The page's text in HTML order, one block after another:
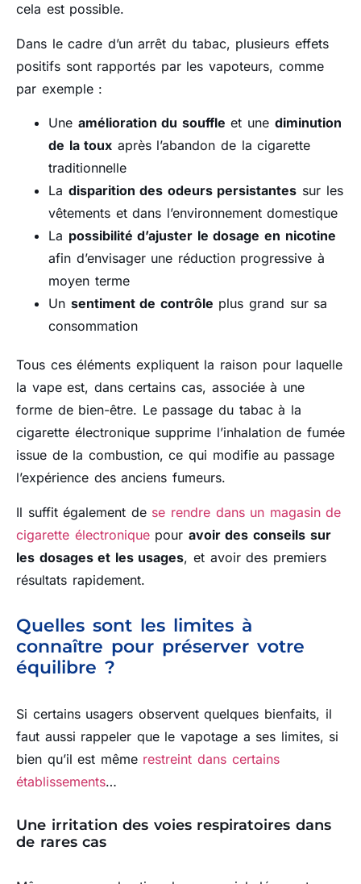
cela est possible.
Dans le cadre d’un arrêt du tabac, plusieurs effets
positifs sont rapportés par les vapoteurs, comme
par exemple :
Une amélioration du souffle et une diminution
de la toux après l’abandon de la cigarette
traditionnelle
La disparition des odeurs persistantes sur les
vêtements et dans l’environnement domestique
La possibilité d’ajuster le dosage en nicotine
afin d’envisager une réduction progressive à
moyen terme
Un sentiment de contrôle plus grand sur sa
consommation
Tous ces éléments expliquent la raison pour laquelle
la vape est, dans certains cas, associée à une
forme de bien-être. Le passage du tabac à la
cigarette électronique supprime l’inhalation de fumée
issue de la combustion, ce qui modifie au passage
l’expérience des anciens fumeurs.
Il suffit également de se rendre dans un magasin de
cigarette électroniquepour avoir des conseils sur
les dosages et les usages, et avoir des premiers
résultats rapidement.
Quelles sont les limites à
connaître pour préserver votre
équilibre ?
Si certains usagers observent quelques bienfaits, il
faut aussi rappeler que le vapotage a ses limites, si
bien qu’il est même restreint dans certains
établissements…
Une irritation des voies respiratoires dans
de rares cas